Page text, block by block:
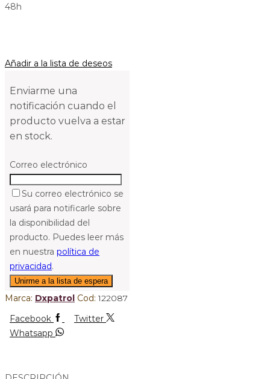
48h
Añadir a la lista de deseos
Enviarme una
notificación cuando el
producto vuelva a estar
en stock.
Correo electrónico
Su correo electrónico se
usará para notificarle sobre
la disponibilidad del
producto. Puedes leer más
en nuestra política de
privacidad.
Marca: Dxpatrol Cod:122087
Facebook
Twitter
Whatsapp